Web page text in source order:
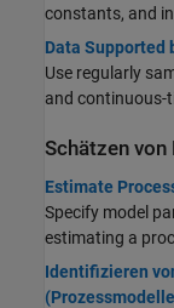
constants, and
Data Supported
Use regularly
and continuous-
Schätzen
Estimate
Specify model
estimating a
Identifizieren